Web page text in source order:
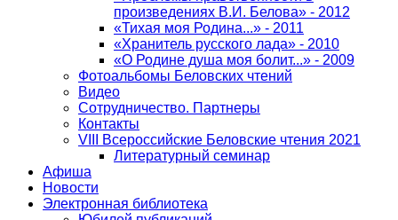
произведениях В.И. Белова» - 2012
«Тихая моя Родина...» - 2011
«Хранитель русского лада» - 2010
«О Родине душа моя болит...» - 2009
Фотоальбомы Беловских чтений
Видео
Сотрудничество. Партнеры
Контакты
VIII Всероссийские Беловские чтения 2021
Литературный семинар
Афиша
Новости
Электронная библиотека